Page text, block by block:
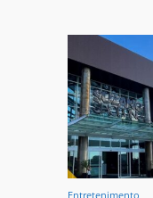
Entretenimento